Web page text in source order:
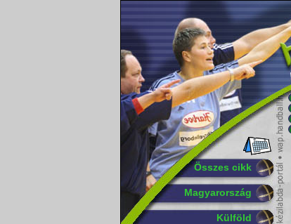
Összes cikk
Magyarország
Külföld